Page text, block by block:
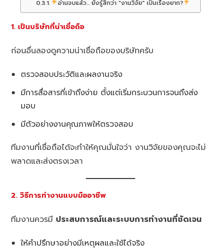
อ่านจบแล้ว... ยังรู้สึกว่า "งานวิจัย" เป็นเรื่องยาก?
1. เป็นบริษัทที่น่าเชื่อถือ
ก่อนอื่นลองดูความน่าเชื่อถือของบริษัทครับ
ตรวจสอบประวัติและผลงานจริง
มีการสื่อสารที่เข้าถึงง่าย ตั้งแต่เริ่มกระบวนการจนถึงส่ง
มอบ
มีตัวอย่างงานคุณภาพให้ตรวจสอบ
ทีมงานที่เชื่อถือได้จะทำให้คุณมั่นใจว่า งานวิจัยของคุณจะไม่
พลาดและส่งตรงเวลา
2. วิธีการทำงานแบบมืออาชีพ
ทีมงานควรมี ประสบการณ์และระบบการทำงานที่ชัดเจน
ให้คำปรึกษาอย่างมีเหตุผลและใช้ได้จริง